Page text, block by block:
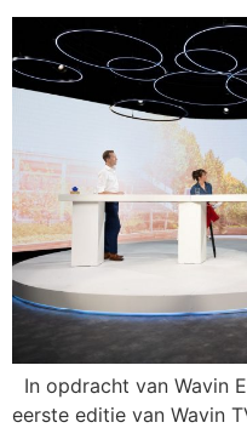
In opdracht van Wavin
eerste editie van Wavin